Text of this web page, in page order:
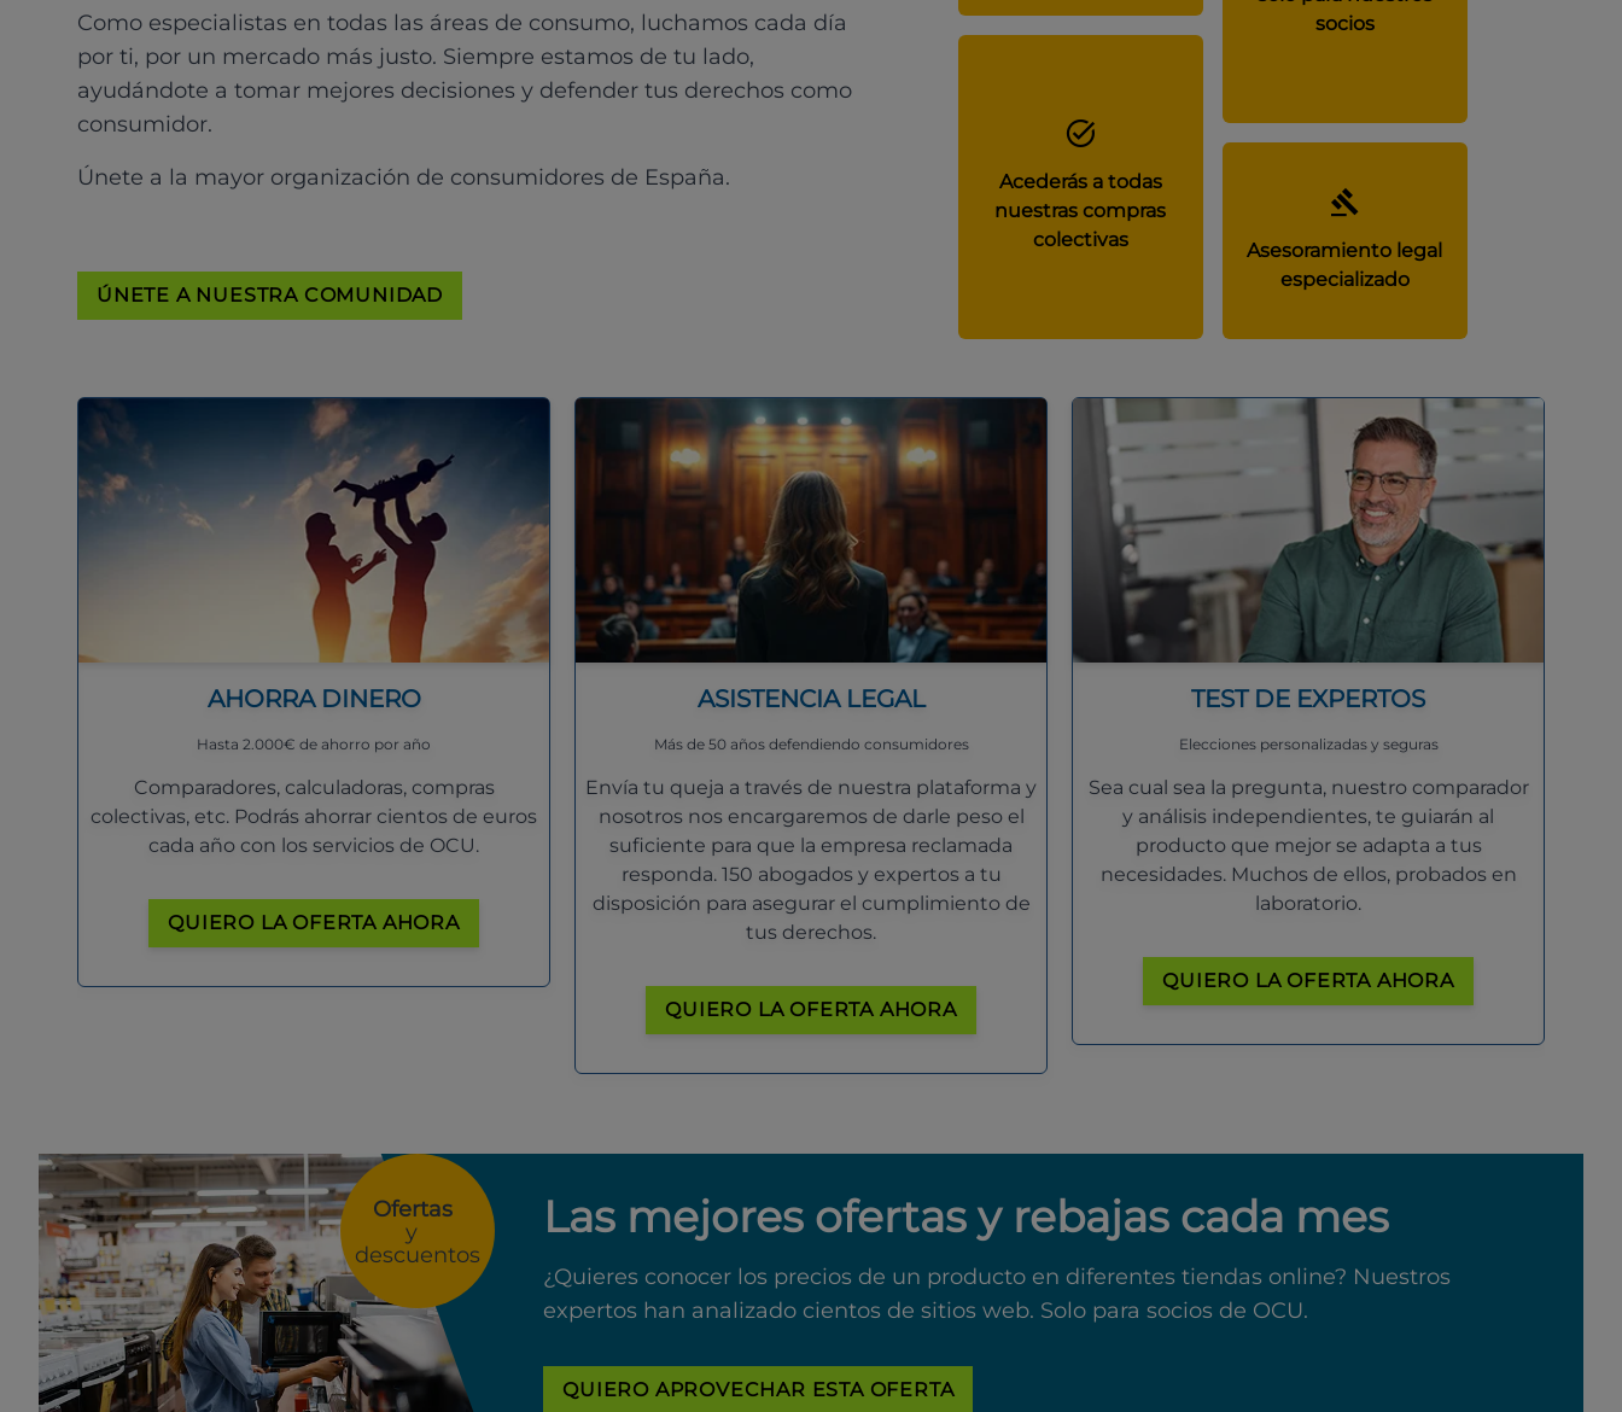
Como especialistas en todas las áreas de consumo, luchamos cada día
por ti, por un mercado más justo. Siempre estamos de tu lado,
ayudándote a tomar mejores decisiones y defender tus derechos como
consumidor.
Únete a la mayor organización de consumidores de España.
ÚNETE A NUESTRA COMUNIDAD
socios
Acederás a todas
nuestras compras
colectivas
Asesoramiento legal
especializado
AHORRA DINERO
Hasta 2.000€ de ahorro por año
Comparadores, calculadoras, compras
colectivas, etc. Podrás ahorrar cientos de euros
cada año con los servicios de OCU.
QUIERO LA OFERTA AHORA
ASISTENCIA LEGAL
Más de 50 años defendiendo consumidores
Envía tu queja a través de nuestra plataforma y
nosotros nos encargaremos de darle peso el
suficiente para que la empresa reclamada
responda. 150 abogados y expertos a tu
disposición para asegurar el cumplimiento de
tus derechos.
QUIERO LA OFERTA AHORA
TEST DE EXPERTOS
Elecciones personalizadas y seguras
Sea cual sea la pregunta, nuestro comparador
y análisis independientes, te guiarán al
producto que mejor se adapta a tus
necesidades. Muchos de ellos, probados en
laboratorio.
QUIERO LA OFERTA AHORA
Ofertas
y
descuentos
Las mejores ofertas y rebajas cada mes
¿Quieres conocer los precios de un producto en diferentes tiendas online? Nuestros
expertos han analizado cientos de sitios web. Solo para socios de OCU.
QUIERO APROVECHAR ESTA OFERTA